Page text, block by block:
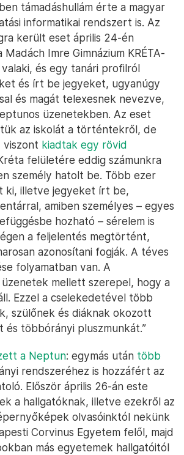
támadáshullám érte a magyar
informatikai rendszert is. Az
került eset április 24-én
Imre Gimnázium KRÉTA-
és egy tanári profilról
és írt be jegyeket, ugyanúgy
és magát telexesnek nevezve,
üzenetekben. Az eset
az iskolát a történtekről, de
viszont kiadtak egy rövid
felületére eddig számunkra
személy hatolt be. Több ezer
ki, illetve jegyeket írt be,
amiben személyes – egyes
hozható – sérelem is
a feljelentés megtörtént,
azonosítani fogják. A téves
folyamatban van. A
mellett szerepel, hogy a
Ezzel a cselekedetével több
szülőnek és diáknak okozott
és többórányi pluszmunkát.”
a Neptun: egymás után több
rendszeréhez is hozzáfért az
Először április 26-án este
a hallgatóknak, illetve ezekről az
olvasóinktól nekünk
Corvinus Egyetem felől, majd
más egyetemek hallgatóitól